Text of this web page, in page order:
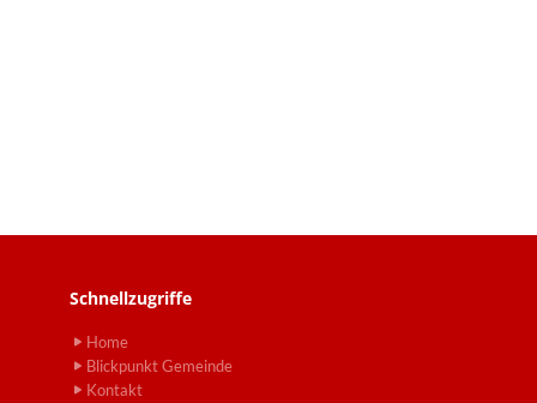
Schnellzugriffe
Home
Blickpunkt Gemeinde
Kontakt